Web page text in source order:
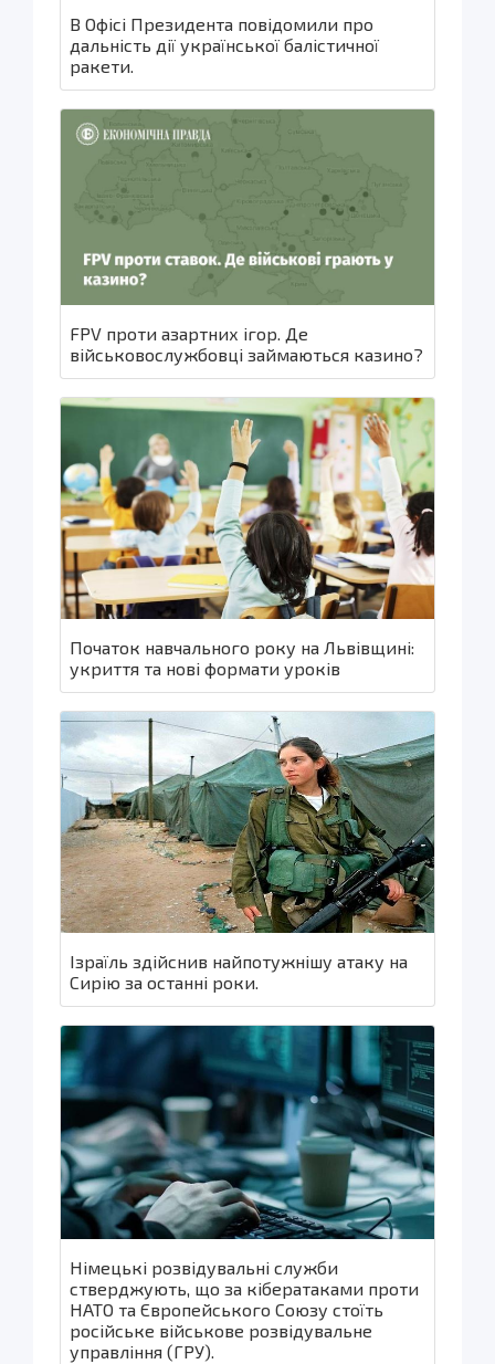
В Офісі Президента повідомили про
дальність дії української балістичної
ракети.
FPV проти азартних ігор. Де
військовослужбовці займаються казино?
Початок навчального року на Львівщині:
укриття та нові формати уроків
Ізраїль здійснив найпотужнішу атаку на
Сирію за останні роки.
Німецькі розвідувальні служби
стверджують, що за кібератаками проти
НАТО та Європейського Союзу стоїть
російське військове розвідувальне
управління (ГРУ).